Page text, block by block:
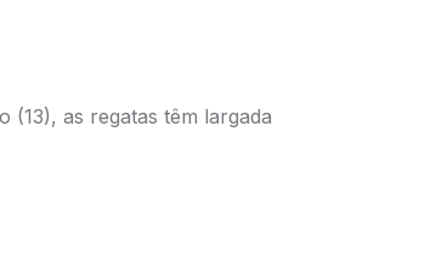
(13), as regatas têm largada